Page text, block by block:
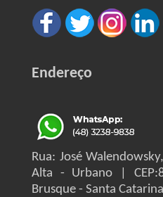
Endereço
Rua: José
Alta - Urbano |
Brusque - Santa